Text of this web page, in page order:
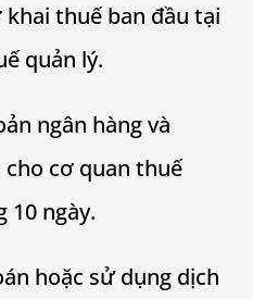
khai thuế ban đầu tại
quản lý.
ngân hàng và
cơ quan thuế
10 ngày.
hoặc sử dụng dịch